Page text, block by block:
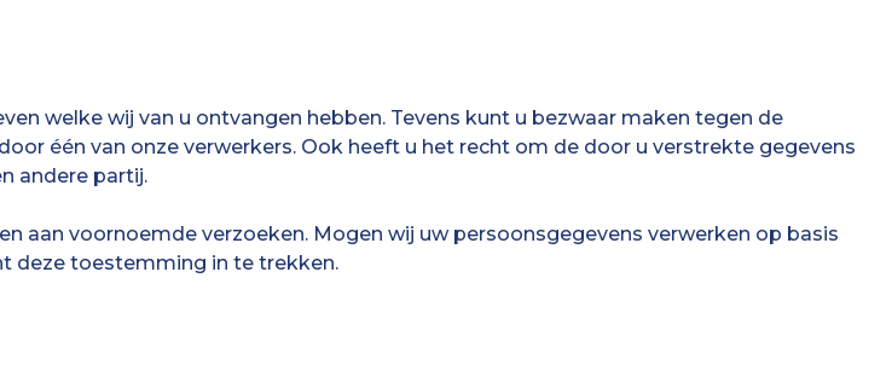
welke wij van u ontvangen hebben. Tevens kunt u bezwaar maken tegen de
één van onze verwerkers. Ook heeft u het recht om de door u verstrekte gegevens
andere partij.
aan voornoemde verzoeken. Mogen wij uw persoonsgegevens verwerken op basis
deze toestemming in te trekken.